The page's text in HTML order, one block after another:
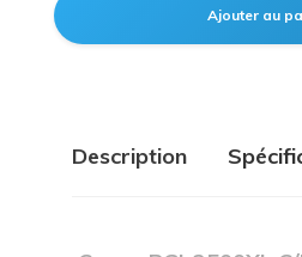
Description